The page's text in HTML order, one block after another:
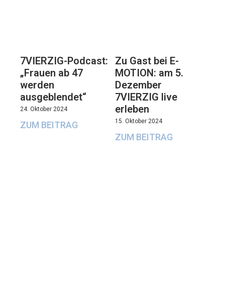
7VIERZIG-Podcast:
„Frauen ab 47
werden
ausgeblendet“
24. Oktober 2024
ZUM BEITRAG
Zu Gast bei E-
MOTION: am 5.
Dezember
7VIERZIG live
erleben
15. Oktober 2024
ZUM BEITRAG